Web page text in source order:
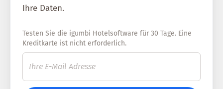
Ihre Daten.
Testen Sie die igumbi Hotelsoftware für 30 Tage. Eine
Kreditkarte ist nicht erforderlich.